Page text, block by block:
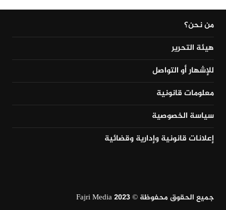
من نحن؟
هيئة التحرير
للإشهار أو التواصل
معلومات قانونية
سياسة الخصوصية
إعلانات قانونية وإدارية وقضائية
جميع الحقوق محفوظة © Fajri Media 2023